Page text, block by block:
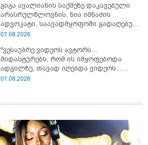
გიგა ავალიანის საქმეზე დაკავებული
არასრულწლოვნის, ნია იმნაძის
ადვოკატი, საავადმყოფოში გადაღებულ
კადრებს ავრცელებს
07.08.2026
"ვესაუბრე ვიდეოს ავტორს...
მიდასტურებს, რომ ის იმყოფებოდა
ადგილზე, თავად იღებდა ვიდეოს...
საყურადღებოა გურამ დადიანიძის ტონი"
07.08.2026